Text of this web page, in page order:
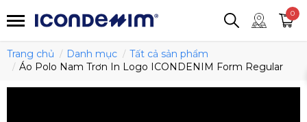
0
Trang chủ Danh mục
Tất cả sản phẩm
Áo Polo Nam Trơn In Logo ICONDENIM Form Regular